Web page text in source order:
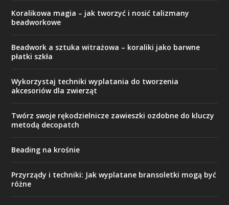
Koralikowa magia – jak tworzyć i nosić talizmany
beadworkowe
Beadwork a sztuka witrażowa – koraliki jako barwne
płatki szkła
Wykorzystaj techniki wyplatania do tworzenia
akcesoriów dla zwierząt
Twórz swoje rękodzielnicze zawieszki ozdobne do kluczy
metodą decopatch
Beading na krośnie
Przyrządy i techniki: Jak wyplatane bransoletki mogą być
różne